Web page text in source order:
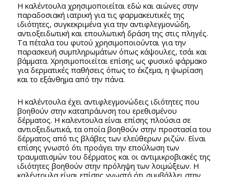
Η καλέντουλα χρησιμοποιείται εδώ και αιώνες στην
παραδοσιακή ιατρική για τις φαρμακευτικές της
ιδιότητες, συγκεκριμένα για την αντιφλεγμονώδη,
αντιοξειδωτική και επουλωτική δράση της στις πληγές.
Τα πέταλα του φυτού χρησιμοποιούνται για την
παρασκευή συμπληρωμάτων όπως κάψουλες, τσάι και
βάμματα. Χρησιμοποιείται επίσης ως φυσικό φάρμακο
για δερματικές παθήσεις όπως το έκζεμα, η ψωρίαση
και το εξάνθημα από την πάνα.
Η καλέντουλα έχει αντιφλεγμονώδεις ιδιότητες που
βοηθούν στην καταπράυνση του ερεθισμένου
δέρματος. Η καλεντουλα είναι επίσης πλούσια σε
αντιοξειδωτικά, τα οποία βοηθούν στην προστασία του
δέρματος από τις βλάβες των ελεύθερων ριζών. Είναι
επίσης γνωστό ότι προάγει την επούλωση των
τραυματισμών του δέρματος και οι αντιμικροβιακές της
ιδιότητες βοηθούν στην πρόληψη των λοιμώξεων. Η
καλέντουλα είναι επίσης γνωστό ότι συμβάλλει στην